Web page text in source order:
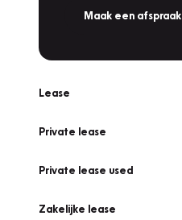
Maak een afspraak
Lease
Private lease
Private lease used
Zakelijke lease